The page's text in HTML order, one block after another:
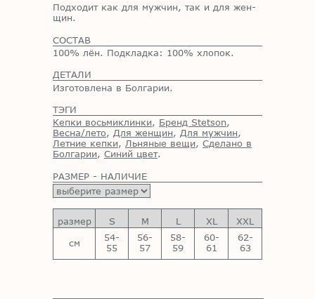
Под­хо­дит как для муж­чин, так и для жен­
щин.
СОСТАВ
100% лён. Подкладка: 100% хлопок.
ДЕТАЛИ
Изготовлена в Болгарии.
ТЭГИ
Кепки восьмиклинки, Бренд Stetson,
Весна/лето, Для женщин, Для мужчин,
Летние кепки, Льняные вещи, Сделано в
Болгарии, Синий цвет.
РАЗМЕР - НАЛИЧИЕ
размер S M L XL
XXL
см
54-
55
56-
57
58-
59
60-
61
62-
63